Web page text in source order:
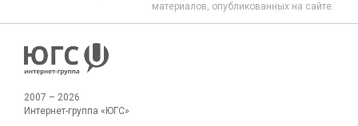
материалов, опубликованных на сайте.
2007 – 2026
Интернет-группа «ЮГС»